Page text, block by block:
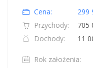
Cena:
299
Przychody:
705
Dochody:
11
Rok założenia: